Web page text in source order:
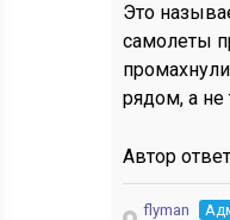
Это
самолеты
рядом, а не
Автор
flyman